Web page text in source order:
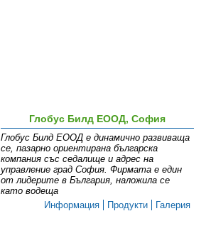
Глобус Билд ЕООД, София
Глобус Билд ЕООД е динамично развиваща
се, пазарно ориентирана българска
компания със седалище и адрес на
управление град София. Фирмата е един
от лидерите в България, наложила се
като водеща
Информация
Продукти Галерия